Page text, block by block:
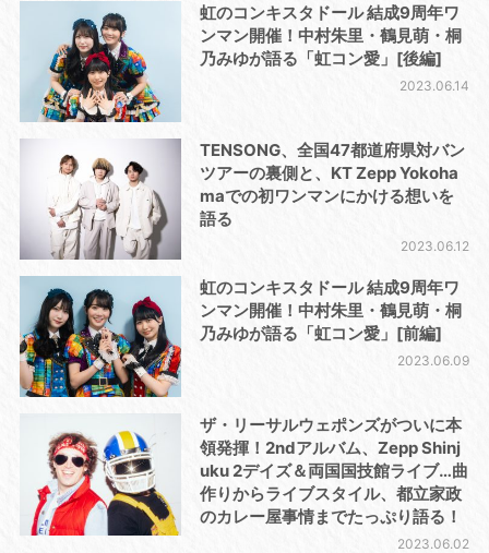
虹のコンキスタドール 結成9周年ワ
ンマン開催！中村朱里・鶴見萌・桐
乃みゆが語る「虹コン愛」[後編]
2023.06.14
TENSONG、全国47都道府県対バン
ツアーの裏側と、KT Zepp Yokoha
maでの初ワンマンにかける想いを
語る
2023.06.12
虹のコンキスタドール 結成9周年ワ
ンマン開催！中村朱里・鶴見萌・桐
乃みゆが語る「虹コン愛」[前編]
2023.06.09
ザ・リーサルウェポンズがついに本
領発揮！2ndアルバム、Zepp Shinj
uku 2デイズ＆両国国技館ライブ…曲
作りからライブスタイル、都立家政
のカレー屋事情までたっぷり語る！
2023.06.02